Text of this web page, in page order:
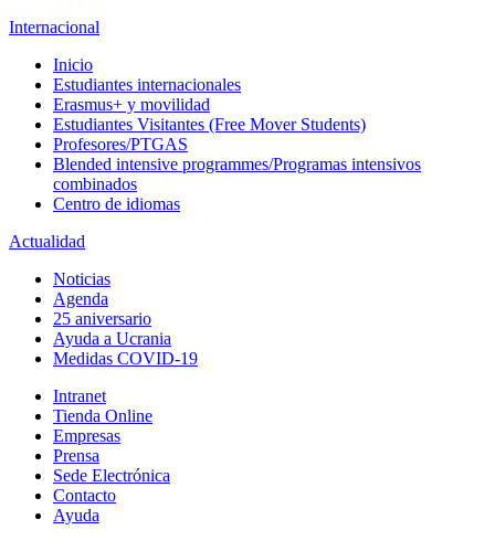
Internacional
Inicio
Estudiantes internacionales
Erasmus+ y movilidad
Estudiantes Visitantes (Free Mover Students)
Profesores/PTGAS
Blended intensive programmes/Programas intensivos
combinados
Centro de idiomas
Actualidad
Noticias
Agenda
25 aniversario
Ayuda a Ucrania
Medidas COVID-19
Intranet
Tienda Online
Empresas
Prensa
Sede Electrónica
Contacto
Ayuda